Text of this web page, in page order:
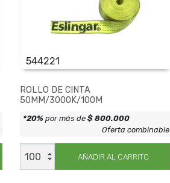
544221
ROLLO DE CINTA
50MM/3000K/100M
ROLLO
DE
CINTA
AÑADIR AL CARRITO
*20%por más de $ 800.000
Oferta combinable